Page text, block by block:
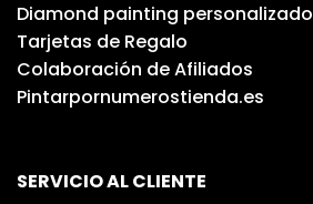
Diamond painting personalizado
Tarjetas de Regalo
Colaboración de Afiliados
Pintarpornumerostienda.es
SERVICIO AL CLIENTE